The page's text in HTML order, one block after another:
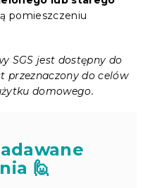
pomieszczeniu
SGS jest dostępny do
przeznaczony do celów
domowego.
🙋